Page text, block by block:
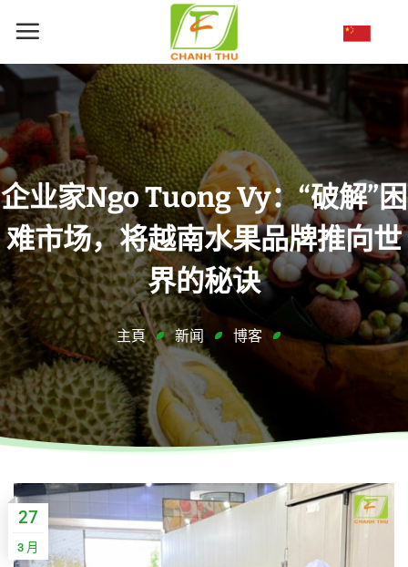
容
企业家Ngo Tuong Vy：“破解”困
难市场，将越南水果品牌推向世
界的秘诀
主頁 新闻 博客
27
3 月